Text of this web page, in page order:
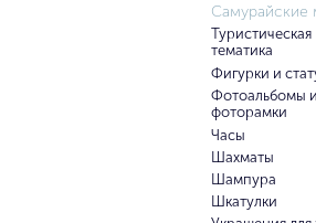
Самурайские
Туристическая
тематика
Фигурки и
Фотоальбомы и
фоторамки
Часы
Шахматы
Шампура
Шкатулки